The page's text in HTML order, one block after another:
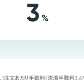
3 %
1注文あたり手数料（決済手数料